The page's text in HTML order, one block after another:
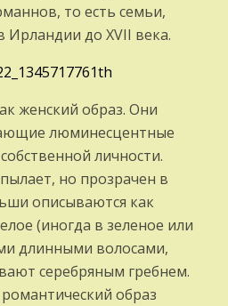
то есть семьи,
Ирландии до XVII века.
женский образ. Они
люминесцентные
личности.
но прозрачен в
описываются как
(иногда в зеленое или
длинными волосами,
серебряным гребнем.
образ